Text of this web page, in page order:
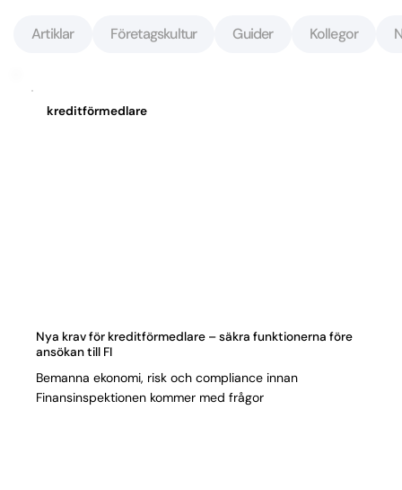
Artiklar Företagskultur Guider Kollegor
Artiklar
Nya krav för kreditförmedlare – säkra funktionerna före
ansökan till FI
Bemanna ekonomi, risk och compliance innan
Finansinspektionen kommer med frågor
kreditförmedlare